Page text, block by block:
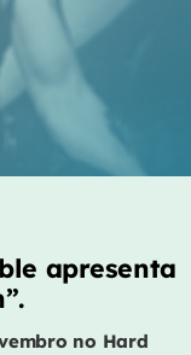
apresenta
no Hard